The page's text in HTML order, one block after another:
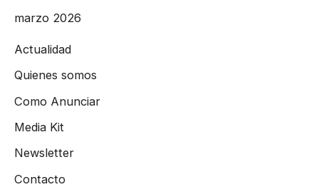
marzo 2026
Actualidad
Quienes somos
Como Anunciar
Media Kit
Newsletter
Contacto